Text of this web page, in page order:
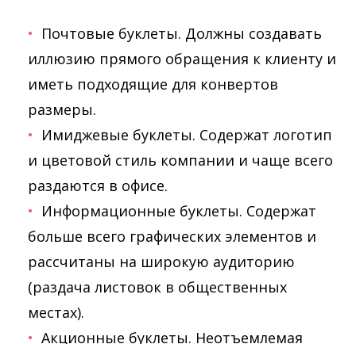
Почтовые буклеты. Должны создавать
иллюзию прямого обращения к клиенту и
иметь подходящие для конвертов
размеры.
Имиджевые буклеты. Содержат логотип
и цветовой стиль компании и чаще всего
раздаются в офисе.
Информационные буклеты. Содержат
больше всего графических элементов и
рассчитаны на широкую аудиторию
(раздача листовок в общественных
местах).
Акционные буклеты. Неотъемлемая